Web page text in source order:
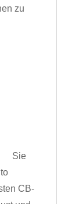
zu
Sie
CB-